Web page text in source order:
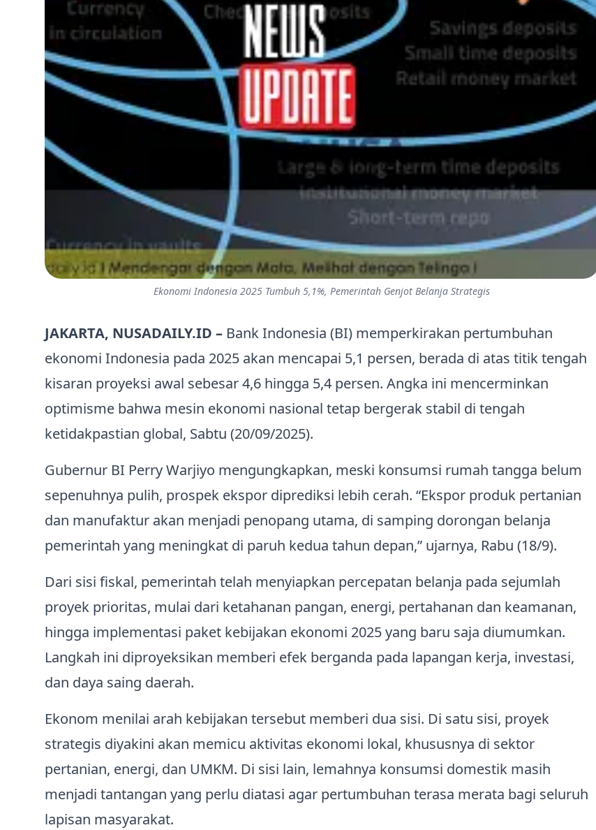
Ekonomi Indonesia 2025 Tumbuh 5,1%, Pemerintah Genjot Belanja Strategis
JAKARTA, NUSADAILY.ID – Bank Indonesia (BI) memperkirakan pertumbuhan
ekonomi Indonesia pada 2025 akan mencapai 5,1 persen, berada di atas titik tengah
kisaran proyeksi awal sebesar 4,6 hingga 5,4 persen. Angka ini mencerminkan
optimisme bahwa mesin ekonomi nasional tetap bergerak stabil di tengah
ketidakpastian global, Sabtu (20/09/2025).
Gubernur BI Perry Warjiyo mengungkapkan, meski konsumsi rumah tangga belum
sepenuhnya pulih, prospek ekspor diprediksi lebih cerah. “Ekspor produk pertanian
dan manufaktur akan menjadi penopang utama, di samping dorongan belanja
pemerintah yang meningkat di paruh kedua tahun depan,” ujarnya, Rabu (18/9).
Dari sisi fiskal, pemerintah telah menyiapkan percepatan belanja pada sejumlah
proyek prioritas, mulai dari ketahanan pangan, energi, pertahanan dan keamanan,
hingga implementasi paket kebijakan ekonomi 2025 yang baru saja diumumkan.
Langkah ini diproyeksikan memberi efek berganda pada lapangan kerja, investasi,
dan daya saing daerah.
Ekonom menilai arah kebijakan tersebut memberi dua sisi. Di satu sisi, proyek
strategis diyakini akan memicu aktivitas ekonomi lokal, khususnya di sektor
pertanian, energi, dan UMKM. Di sisi lain, lemahnya konsumsi domestik masih
menjadi tantangan yang perlu diatasi agar pertumbuhan terasa merata bagi seluruh
lapisan masyarakat.